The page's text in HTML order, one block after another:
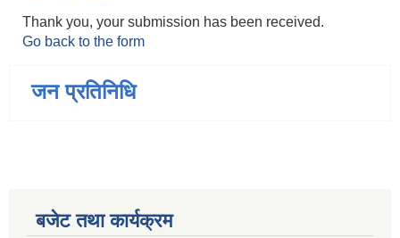
Thank you, your submission has been received.
Go back to the form
जन प्रतिनिधि
बजेट तथा कार्यक्रम